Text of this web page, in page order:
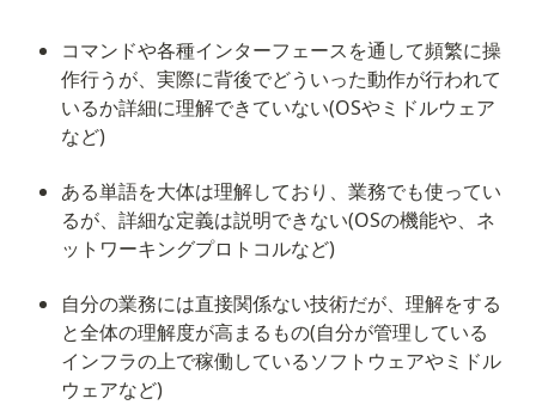
コマンドや各種インターフェースを通して頻繁に操
作行うが、実際に背後でどういった動作が行われて
いるか詳細に理解できていない(OSやミドルウェア
など)
ある単語を大体は理解しており、業務でも使ってい
るが、詳細な定義は説明できない(OSの機能や、ネ
ットワーキングプロトコルなど)
自分の業務には直接関係ない技術だが、理解をする
と全体の理解度が高まるもの(自分が管理している
インフラの上で稼働しているソフトウェアやミドル
ウェアなど)